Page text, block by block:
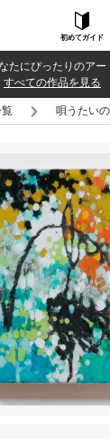
初めてガイド
たにぴったりのアー
すべての作品を見る
唄うたい